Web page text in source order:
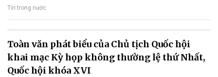
Tin trong nước
Toàn văn phát biểu của Chủ tịch Quốc hội
khai mạc Kỳ họp không thường lệ thứ Nhất,
Quốc hội khóa XVI